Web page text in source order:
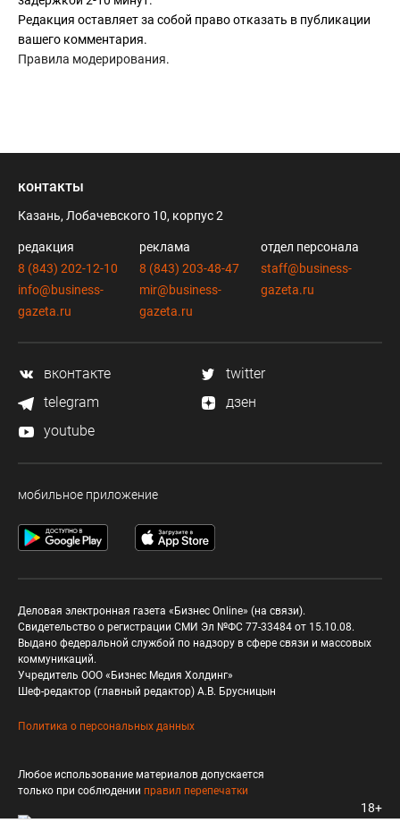
Редакция оставляет за собой право отказать в публикации
вашего комментария.
Правила модерирования.
контакты
Казань, Лобачевского 10, корпус 2
редакция
8 (843) 202-12-10
info@business-
gazeta.ru
реклама
8 (843) 203-48-47
mir@business-
gazeta.ru
отдел персонала
staff@business-
gazeta.ru
вконтакте
twitter
telegram
дзен
youtube
мобильное приложение
Деловая электронная газета «Бизнес Online» (на связи).
Свидетельство о регистрации СМИ Эл №ФС 77-33484 от 15.10.08.
Выдано федеральной службой по надзору в сфере связи и массовых
коммуникаций.
Учредитель ООО «Бизнес Медия Холдинг»
Шеф-редактор (главный редактор) А.В. Брусницын
Политика о персональных данных
Любое использование материалов допускается
только при соблюдении правил перепечатки
18+